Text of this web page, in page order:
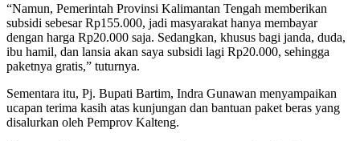
“Namun, Pemerintah Provinsi Kalimantan Tengah memberikan
subsidi sebesar Rp155.000, jadi masyarakat hanya membayar
dengan harga Rp20.000 saja. Sedangkan, khusus bagi janda, duda,
ibu hamil, dan lansia akan saya subsidi lagi Rp20.000, sehingga
paketnya gratis,” tuturnya.
Sementara itu, Pj. Bupati Bartim, Indra Gunawan menyampaikan
ucapan terima kasih atas kunjungan dan bantuan paket beras yang
disalurkan oleh Pemprov Kalteng.